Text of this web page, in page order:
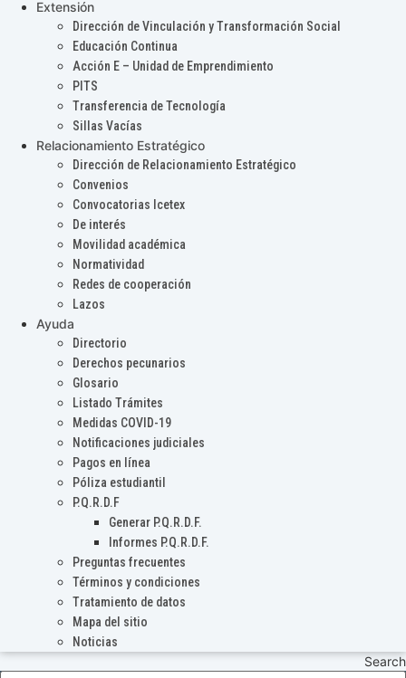
Extensión
Dirección de Vinculación y Transformación Social
Educación Continua
Acción E – Unidad de Emprendimiento
PITS
Transferencia de Tecnología
Sillas Vacías
Relacionamiento Estratégico
Dirección de Relacionamiento Estratégico
Convenios
Convocatorias Icetex
De interés
Movilidad académica
Normatividad
Redes de cooperación
Lazos
Ayuda
Directorio
Derechos pecunarios
Glosario
Listado Trámites
Medidas COVID-19
Notificaciones judiciales
Pagos en línea
Póliza estudiantil
P.Q.R.D.F
Generar P.Q.R.D.F.
Informes P.Q.R.D.F.
Preguntas frecuentes
Términos y condiciones
Tratamiento de datos
Mapa del sitio
Noticias
Search